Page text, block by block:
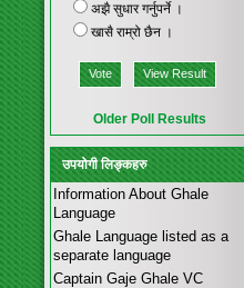
अझै सुधार गर्नुपर्ने ।
खासै राम्रो छैन ।
Vote View Result
Older Poll Results
उपयोगी लिङ्कहरु
Information About Ghale
Language
Ghale Language listed as a
separate language
Captain Gaje Ghale VC